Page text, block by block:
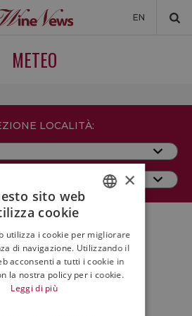
EN
SOLO VINO
DI WINENEWS
DICONO DI NOI
WINENEWS TV
METEO
LOCALITÀ:
oggi
(VT)
ENGLISH
×
sito web
cookie
utilizza i cookie per migliorare
di navigazione. Utilizzando il
acconsenti a tutti i cookie in
la nostra policy per i cookie.
Leggi di più